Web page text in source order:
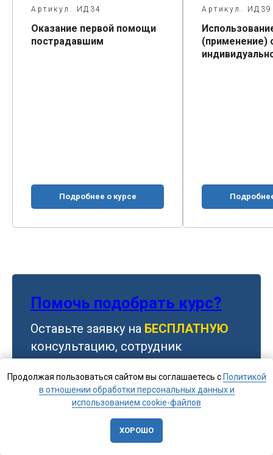
Артикул. ИД34
Оказание первой помощи
пострадавшим
Подробнее о курсе
Артикул. ИД39
Использование
(применение)
Подробнее
Помочь подобрать курс?
Оставьте заявку на БЕСПЛАТНУЮ
консультацию, сотрудник
подобрать программу обучения и
ответит на все вопросы
Оставить заявку на консультацию
Продолжая пользоваться сайтом вы соглашаетесь с Политикой
в отношении обработки персональных данных и
использованием cookie-файлов
ХОРОШО